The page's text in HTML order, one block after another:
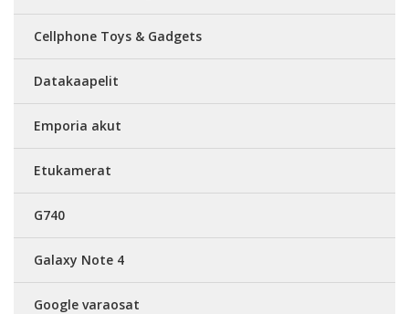
Cellphone Toys & Gadgets
Datakaapelit
Emporia akut
Etukamerat
G740
Galaxy Note 4
Google varaosat